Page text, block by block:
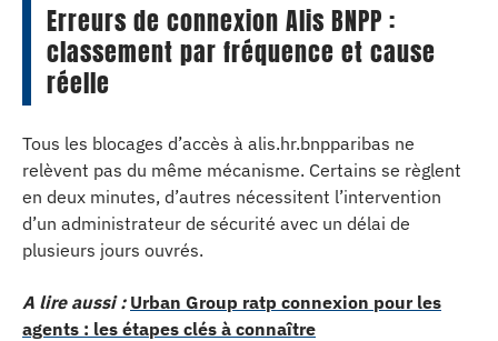
Erreurs de connexion Alis BNPP :
classement par fréquence et cause
réelle
Tous les blocages d’accès à alis.hr.bnpparibas ne
relèvent pas du même mécanisme. Certains se règlent
en deux minutes, d’autres nécessitent l’intervention
d’un administrateur de sécurité avec un délai de
plusieurs jours ouvrés.
A lire aussi : Urban Group ratp connexion pour les
agents : les étapes clés à connaître